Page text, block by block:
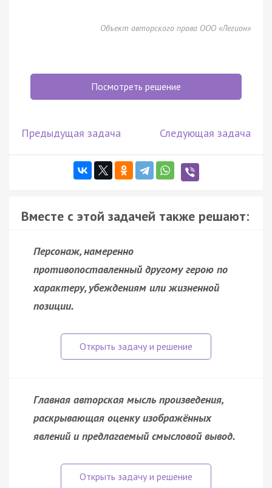
Объект авторского права ООО «Легион»
Посмотреть решение
Предыдущая задача Следующая задача
Вместе с этой задачей также решают:
Персонаж, намеренно
противопоставленный другому герою по
характеру, убеждениям или жизненной
позиции.
Главная авторская мысль произведения,
раскрывающая оценку изображённых
явлений и предлагаемый смысловой вывод.